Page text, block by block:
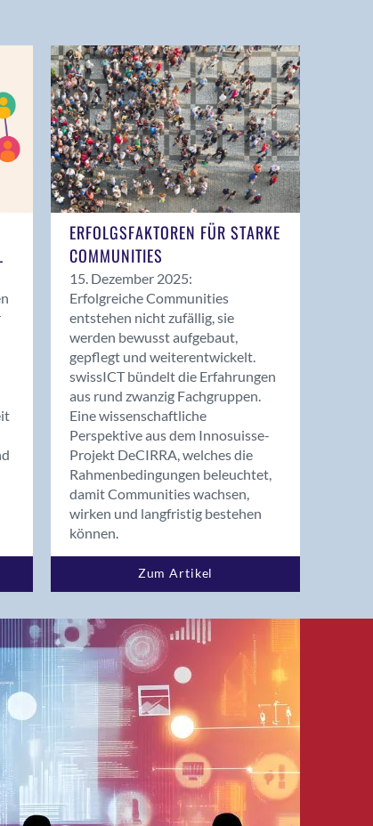
ERFOLGSFAKTOREN FÜR STARKE
COMMUNITIES
15. Dezember 2025:
Erfolgreiche Communities
entstehen nicht zufällig, sie
werden bewusst aufgebaut,
gepflegt und weiterentwickelt.
swissICT bündelt die Erfahrungen
aus rund zwanzig Fachgruppen.
Eine wissenschaftliche
Perspektive aus dem Innosuisse-
Projekt DeCIRRA, welches die
Rahmenbedingungen beleuchtet,
damit Communities wachsen,
wirken und langfristig bestehen
können.
Zum Artikel